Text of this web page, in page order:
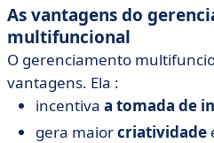
As vantagens do
multifuncional
O gerenciamento
vantagens. Ela :
incentiva a tomada de
gera maiorcriatividade